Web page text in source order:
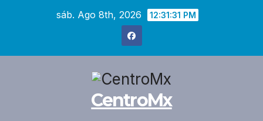
sáb. Ago 8th, 2026 12:31:32 PM
CentroMx